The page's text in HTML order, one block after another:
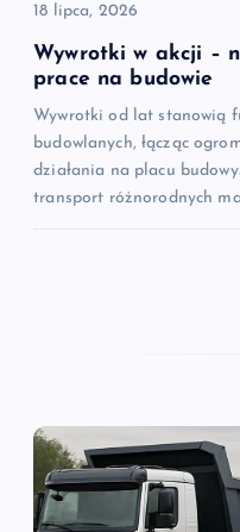
s
u
18 lipca, 2026
Wywrotki w akcji –
prace na budowie
Wywrotki od lat stanowią
budowlanych, łącząc
działania na placu
transport różnorodnych